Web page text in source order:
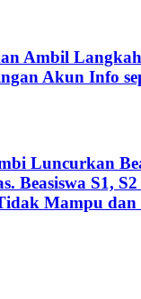
Ambil
Akun Info
Luncurkan
Beasiswa S1,
Mampu dan